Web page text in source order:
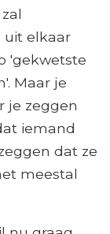
uit elkaar
'gekwetste
Maar je
je zeggen
iemand
dat ze
meestal